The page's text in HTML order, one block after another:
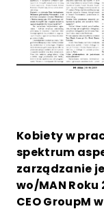
Kobiety w
spektrum
zarządzanie
wo/MAN Roku
CEO GroupM